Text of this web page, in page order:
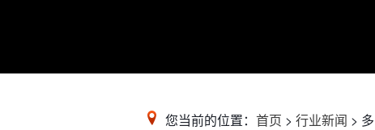
您当前的位置： 首页 > 行业新闻 >